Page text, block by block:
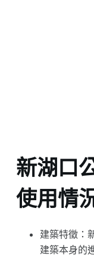
新湖口
使用情
建築特徵：
建築本身的